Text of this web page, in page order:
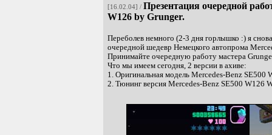
[16.02.04] / Презентация очередной
W126 by Grunger.
Переболев немного (2-3 дня горлышко :) я
очередной шедевр Немецкого автопрома
Принимайте очередную работу мастера
Что мы имеем сегодня, 2 версии в ахиве:
1. Оригинальная модель Mercedes-Benz SE500
2. Тюнинг версия Mercedes-Benz SE500 W126